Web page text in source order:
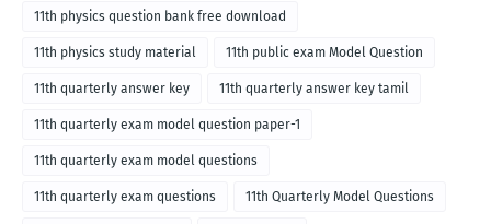
medium
11th physics question bank free download
11th physics study material 11th public exam Model Question
11th quarterly answer key 11th quarterly answer key tamil
11th quarterly exam model question paper-1
11th quarterly exam model questions
11th quarterly exam questions 11th Quarterly Model Questions